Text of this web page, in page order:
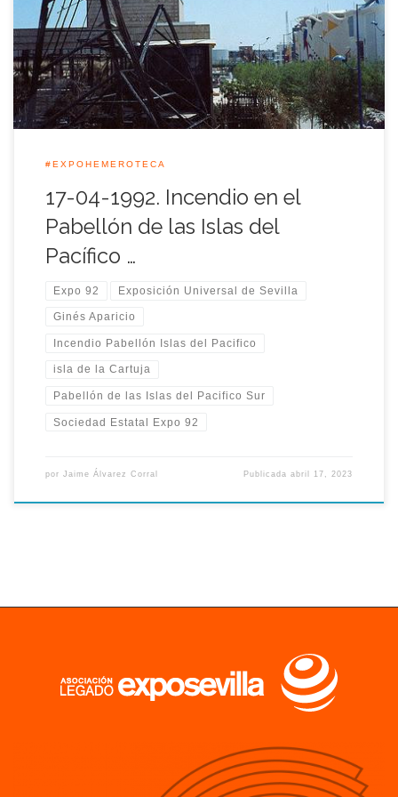
parte de exposiciones del pabellón que reunía a Papúa Nueva
Guinea, Fiji, Kiribati y Vanuatu que formaron uno de los
pabellones más pequeños, pero también uno de […]
#EXPOHEMEROTECA
17-04-1992. Incendio en el
Pabellón de las Islas del
Pacífico …
Expo 92 Exposición Universal de Sevilla
Ginés Aparicio
Incendio Pabellón Islas del Pacifico
isla de la Cartuja
Pabellón de las Islas del Pacifico Sur
Sociedad Estatal Expo 92
por Jaime Álvarez Corral Publicadaabril 17, 2023